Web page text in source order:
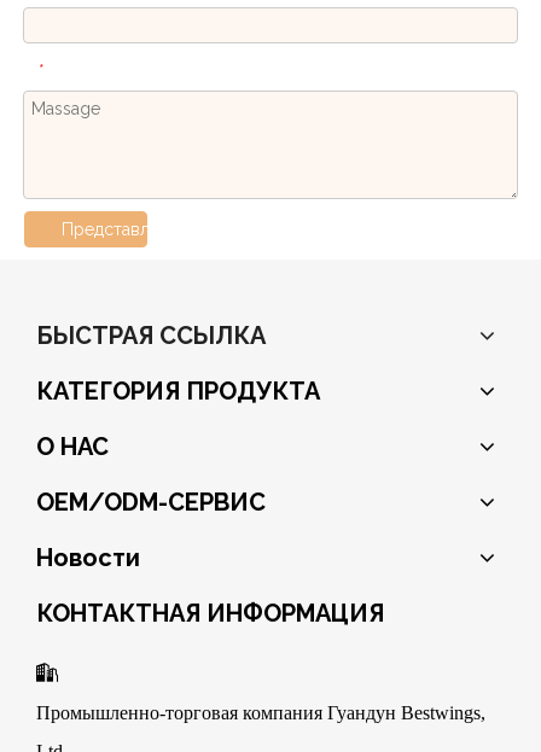
*
Представлять на рассмотрение
БЫСТРАЯ ССЫЛКА
КАТЕГОРИЯ ПРОДУКТА
О НАС
OEM/ODM-СЕРВИС
Новости
КОНТАКТНАЯ ИНФОРМАЦИЯ

Промышленно-торговая компания Гуандун Bestwings,